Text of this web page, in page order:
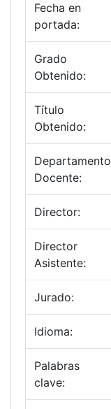
Fecha en
portada:
Grado
Obtenido:
Título
Obtenido:
Departamento
Docente:
Director:
Director
Asistente:
Jurado:
Idioma:
Palabras
clave: